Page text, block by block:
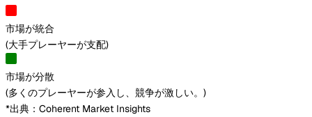
市場が統合
(大手プレーヤーが支配)
市場が分散
(多くのプレーヤーが参入し、競争が激しい。 )
*出典：Coherent Market Insights